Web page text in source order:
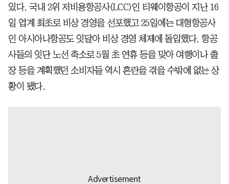
있다. 국내 2위 저비용항공사(LCC)인 티웨이항공이 지난 16
일 업계 최초로 비상 경영을 선포했고 25일에는 대형항공사
인 아시아나항공도 잇달아 비상 경영 체제에 돌입했다. 항공
사들의 잇단 노선 축소로 5월 초 연휴 등을 맞아 여행이나 출
장 등을 계획했던 소비자들 역시 혼란을 겪을 수밖에 없는 상
황이 됐다.